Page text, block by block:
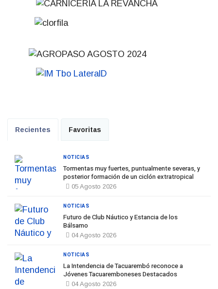
Recientes Favoritas
Tormentas muy fuertes, puntualmente severas, y
posterior formación de un ciclón extratropical
05 Agosto 2026
NOTICIAS
Futuro de Club Náutico y Estancia de los
Bálsamo
04 Agosto 2026
NOTICIAS
La Intendencia de Tacuarembó reconoce a
Jóvenes Tacuaremboneses Destacados
04 Agosto 2026
NOTICIAS